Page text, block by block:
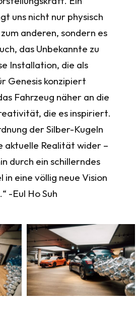
uns nicht nur physisch
anderen, sondern es
das Unbekannte zu
Installation, die als
Genesis konzipiert
Fahrzeug näher an die
die es inspiriert.
der Silber-Kugeln
aktuelle Realität wider –
durch ein schillerndes
in eine völlig neue Vision
-Eul Ho Suh